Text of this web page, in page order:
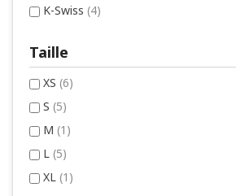
K-Swiss (4)
Taille
XS (6)
S (5)
M (1)
L (5)
XL (1)